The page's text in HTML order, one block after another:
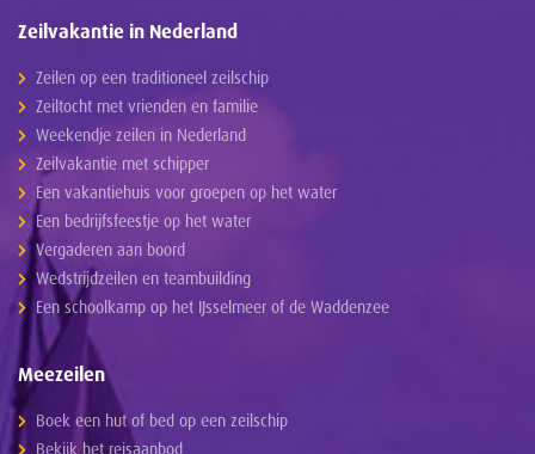
Zeilvakantie in Nederland
Zeilen op een traditioneel zeilschip
Zeiltocht met vrienden en familie
Weekendje zeilen in Nederland
Zeilvakantie met schipper
Een vakantiehuis voor groepen op het water
Een bedrijfsfeestje op het water
Vergaderen aan boord
Wedstrijdzeilen en teambuilding
Een schoolkamp op het IJsselmeer of de Waddenzee
Meezeilen
Boek een hut of bed op een zeilschip
Bekijk het reisaanbod